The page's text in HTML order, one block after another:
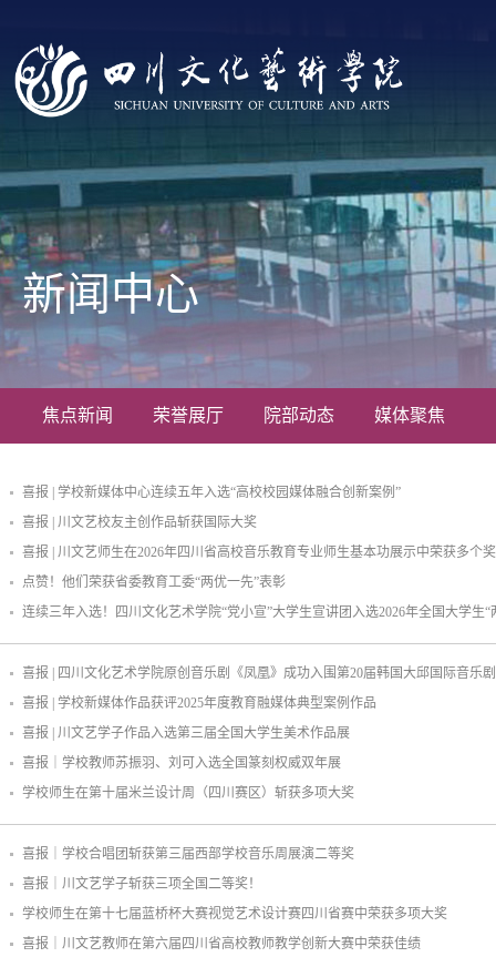
焦点新闻 荣誉展厅 院部动态 媒体聚焦
新闻中心
喜报 | 学校新媒体中心连续五年入选“高校校园媒体融合创新案例”
喜报 | 川文艺校友主创作品斩获国际大奖
喜报 | 川文艺师生在2026年四川省高校音乐教育专业师生基本功展示中荣获多个
点赞！他们荣获省委教育工委“两优一先”表彰
连续三年入选！四川文化艺术学院“党小宣”大学生宣讲团入选2026年全国大学生
喜报 | 四川文化艺术学院原创音乐剧《凤凰》成功入围第20届韩国大邱国际音乐
喜报 | 学校新媒体作品获评2025年度教育融媒体典型案例作品
喜报 | 川文艺学子作品入选第三届全国大学生美术作品展
喜报｜学校教师苏振羽、刘可入选全国篆刻权威双年展
学校师生在第十届米兰设计周（四川赛区）斩获多项大奖
喜报｜学校合唱团斩获第三届西部学校音乐周展演二等奖
喜报｜川文艺学子斩获三项全国二等奖！
学校师生在第十七届蓝桥杯大赛视觉艺术设计赛四川省赛中荣获多项大奖
喜报｜川文艺教师在第六届四川省高校教师教学创新大赛中荣获佳绩